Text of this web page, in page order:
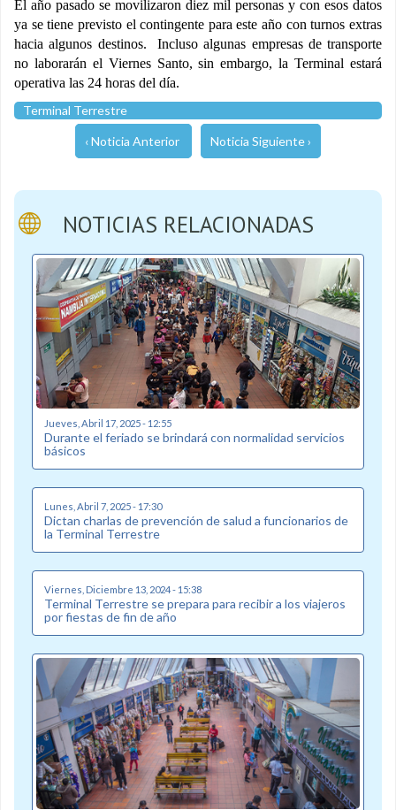
El año pasado se movilizaron diez mil personas y con esos datos
ya se tiene previsto el contingente para este año con turnos extras
hacia algunos destinos. Incluso algunas empresas de transporte
no laborarán el Viernes Santo, sin embargo, la Terminal estará
operativa las 24 horas del día.
Terminal Terrestre
‹ Noticia Anterior Noticia Siguiente ›
NOTICIAS RELACIONADAS
Jueves, Abril 17, 2025 - 12:55
Durante el feriado se brindará con normalidad servicios
básicos
Lunes, Abril 7, 2025 - 17:30
Dictan charlas de prevención de salud a funcionarios de
la Terminal Terrestre
Viernes, Diciembre 13, 2024 - 15:38
Terminal Terrestre se prepara para recibir a los viajeros
por fiestas de fin de año